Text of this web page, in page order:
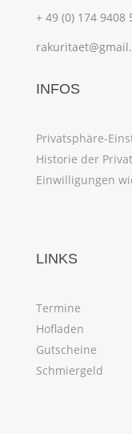
+ 49 (0) 174 9408
INFOS
Privatsphäre-
Historie der
Einwilligungen
LINKS
Termine
Hofladen
Gutscheine
Schmiergeld